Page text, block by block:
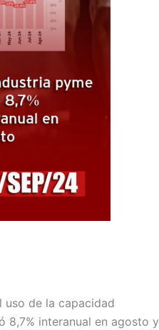
uso de la capacidad
8,7% interanual en agosto y